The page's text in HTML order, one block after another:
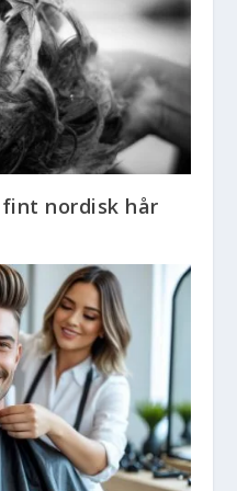
nordisk hår